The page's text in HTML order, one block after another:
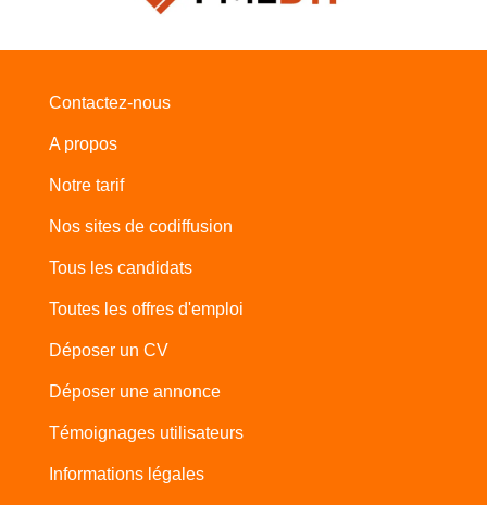
Contactez-nous
A propos
Notre tarif
Nos sites de codiffusion
Tous les candidats
Toutes les offres d'emploi
Déposer un CV
Déposer une annonce
Témoignages utilisateurs
Informations légales